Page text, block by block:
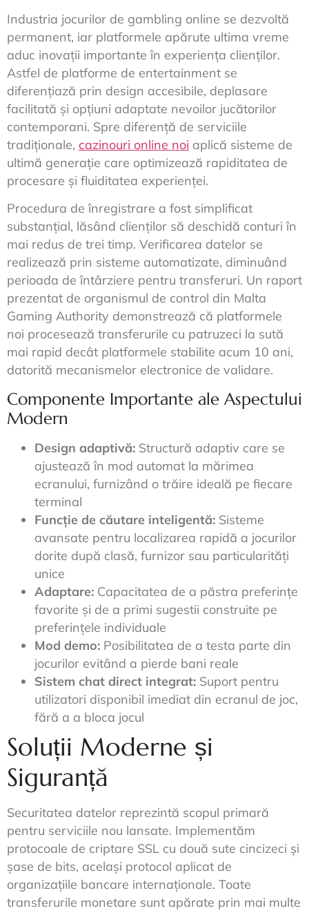
Industria jocurilor de gambling online se dezvoltă
permanent, iar platformele apărute ultima vreme
aduc inovații importante în experiența clienților.
Astfel de platforme de entertainment se
diferențiază prin design accesibile, deplasare
facilitată și opțiuni adaptate nevoilor jucătorilor
contemporani. Spre diferență de serviciile
tradiționale, cazinouri online noi aplică sisteme de
ultimă generație care optimizează rapiditatea de
procesare și fluiditatea experienței.
Procedura de înregistrare a fost simplificat
substanțial, lăsând clienților să deschidă conturi în
mai redus de trei timp. Verificarea datelor se
realizează prin sisteme automatizate, diminuând
perioada de întârziere pentru transferuri. Un raport
prezentat de organismul de control din Malta
Gaming Authority demonstrează că platformele
noi procesează transferurile cu patruzeci la sută
mai rapid decât platformele stabilite acum 10 ani,
datorită mecanismelor electronice de validare.
Componente Importante ale Aspectului
Modern
Design adaptivă: Structură adaptiv care se
ajustează în mod automat la mărimea
ecranului, furnizând o trăire ideală pe fiecare
terminal
Funcție de căutare inteligentă: Sisteme
avansate pentru localizarea rapidă a jocurilor
dorite după clasă, furnizor sau particularități
unice
Adaptare: Capacitatea de a păstra preferințe
favorite și de a primi sugestii construite pe
preferințele individuale
Mod demo: Posibilitatea de a testa parte din
jocurilor evitând a pierde bani reale
Sistem chat direct integrat: Suport pentru
utilizatori disponibil imediat din ecranul de joc,
fără a a bloca jocul
Soluții Moderne și
Siguranță
Securitatea datelor reprezintă scopul primară
pentru serviciile nou lansate. Implementăm
protocoale de criptare SSL cu două sute cincizeci și
șase de bits, același protocol aplicat de
organizațiile bancare internaționale. Toate
transferurile monetare sunt apărate prin mai multe